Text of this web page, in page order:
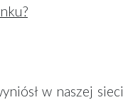
w naszej sieci